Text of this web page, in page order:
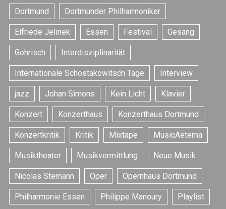
Dortmund Dortmunder Philharmoniker
Elfriede Jelinek Essen Festival Gesang
Gohrisch Interdisziplinarität
Internationale Schostakowitsch Tage Interview
jazz Johan Simons Kein Licht Klavier
Konzert Konzerthaus Konzerthaus Dortmund
Konzertkritik Kritik Mixtape MusicAeterna
Musiktheater Musikvermittlung Neue Musik
Nicolas Stemann Oper Opernhaus Dortmund
Philharmonie Essen Philippe Manoury Playlist
S
e
a